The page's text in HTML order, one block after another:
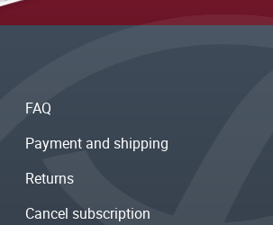
FAQ
Payment and shipping
Returns
Cancel subscription